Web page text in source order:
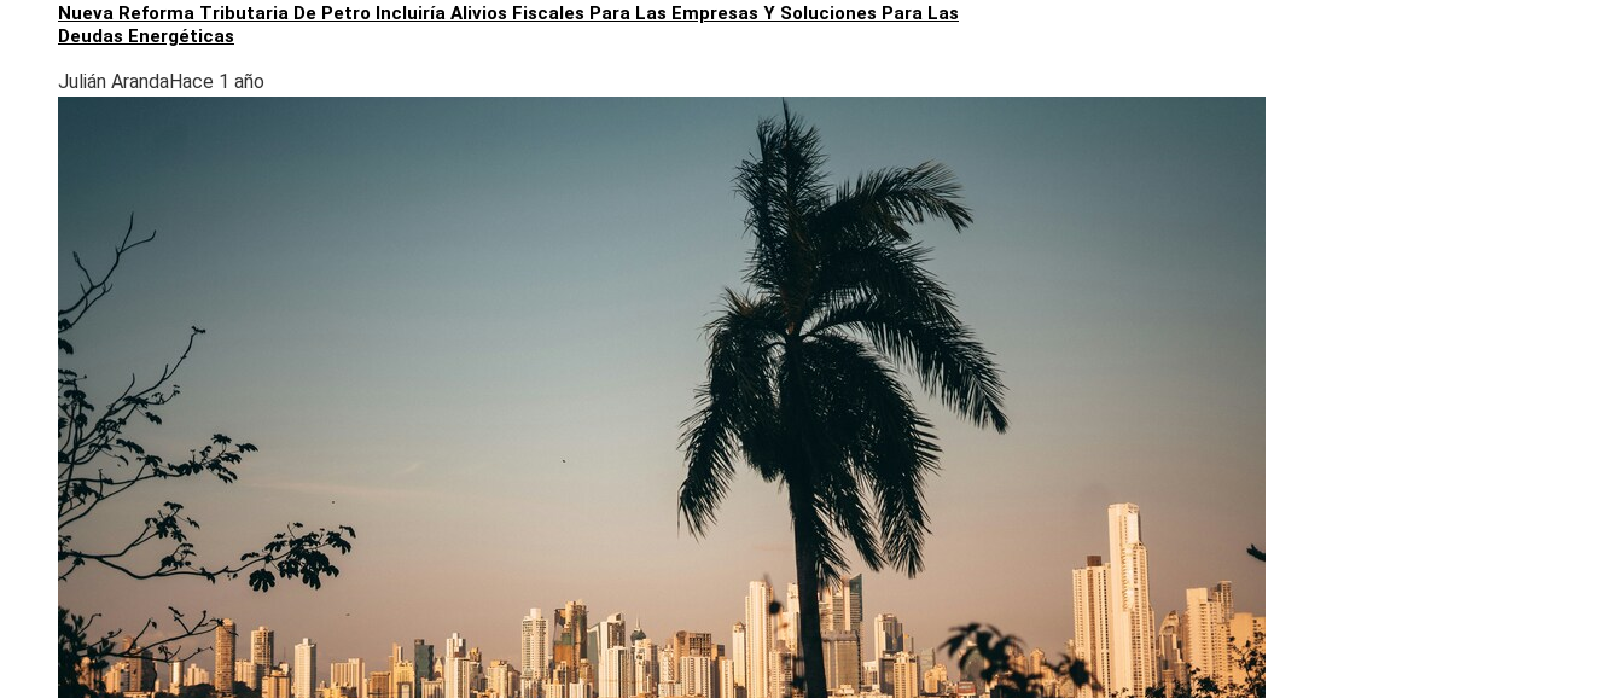
Nueva Reforma Tributaria De Petro Incluiría Alivios Fiscales Para Las Empresas Y Soluciones Para Las
Deudas Energéticas
Julián ArandaHace 1 año